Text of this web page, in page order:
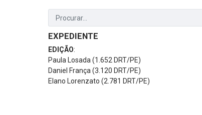
EXPEDIENTE
EDIÇÃO:
Paula Losada (1.652 DRT/PE)
Daniel França (3.120 DRT/PE)
Elano Lorenzato (2.781 DRT/PE)